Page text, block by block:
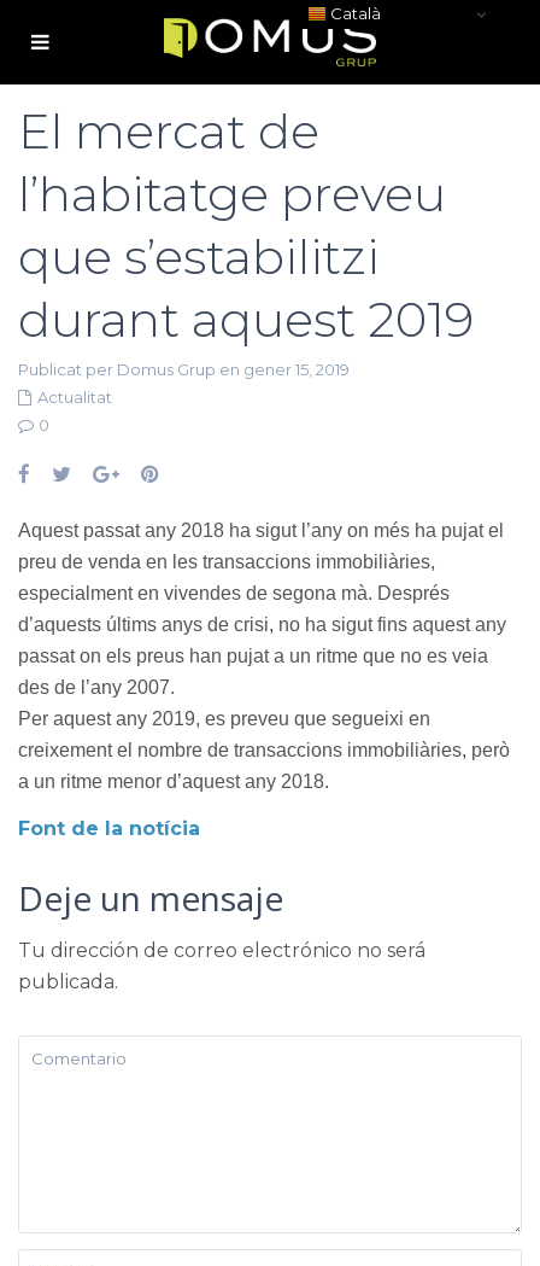
El mercat de
l’habitatge preveu
que s’estabilitzi
durant aquest 2019
Publicat per Domus Grup en gener 15, 2019
Actualitat
0
Aquest passat any 2018 ha sigut l’any on més ha pujat el
preu de venda en les transaccions immobiliàries,
especialment en vivendes de segona mà. Després
d’aquests últims anys de crisi, no ha sigut fins aquest any
passat on els preus han pujat a un ritme que no es veia
des de l’any 2007.
Per aquest any 2019, es preveu que segueixi en
creixement el nombre de transaccions immobiliàries, però
a un ritme menor d’aquest any 2018.
Font de la notícia
Deje un mensaje
Tu dirección de correo electrónico no será
publicada.
Català